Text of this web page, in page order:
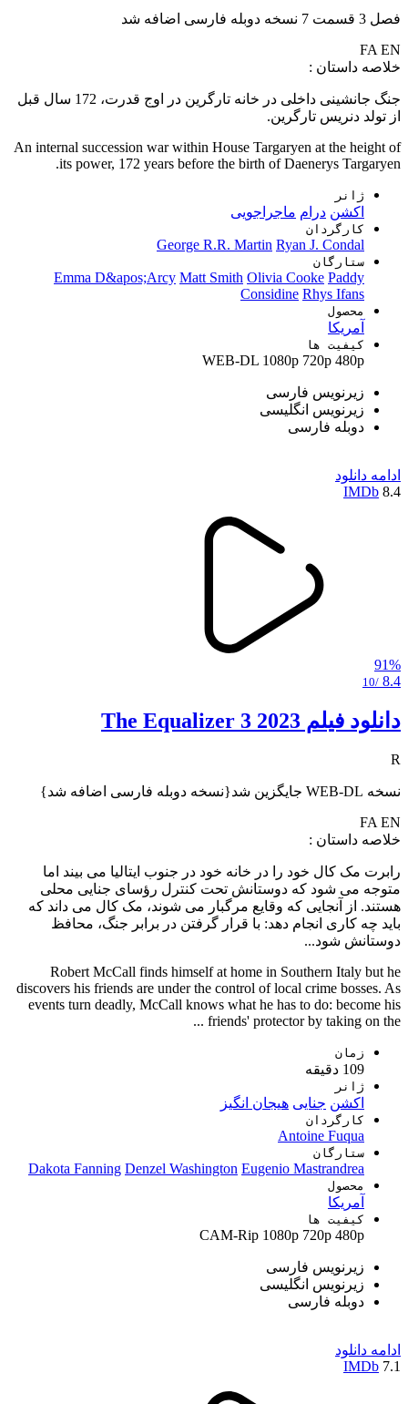
فصل 3 قسمت 7 نسخه دوبله فارسی اضافه شد
FA EN
خلاصه داستان :
جنگ جانشینی داخلی در خانه تارگرین در اوج قدرت، 172 سال قبل
از تولد دنریس تارگرین.
An internal succession war within House Targaryen at the height of
its power, 172 years before the birth of Daenerys Targaryen.
ژانر
اکشن درام ماجراجویی
کارگردان
George R.R. Martin Ryan J. Condal
ستارگان
Emma D&apos;Arcy Matt Smith Olivia Cooke Paddy
Considine Rhys Ifans
محصول
آمریکا
کیفیت ها
WEB-DL 1080p 720p 480p
زیرنویس فارسی
زیرنویس انگلیسی
دوبله فارسی
ادامه دانلود
8.4
IMDb
91%
8.4
/10
دانلود فیلم The Equalizer 3 2023
R
نسخه WEB-DL جایگزین شد{نسخه دوبله فارسی اضافه شد}
FA EN
خلاصه داستان :
رابرت مک کال خود را در خانه خود در جنوب ایتالیا می بیند اما
متوجه می شود که دوستانش تحت کنترل رؤسای جنایی محلی
هستند. از آنجایی که وقایع مرگبار می شوند، مک کال می داند که
باید چه کاری انجام دهد: با قرار گرفتن در برابر جنگ، محافظ
دوستانش شود...
Robert McCall finds himself at home in Southern Italy but he
discovers his friends are under the control of local crime bosses. As
events turn deadly, McCall knows what he has to do: become his
friends' protector by taking on the ...
زمان
109 دقیقه
ژانر
اکشن جنایی هیجان انگیز
کارگردان
Antoine Fuqua
ستارگان
Dakota Fanning Denzel Washington Eugenio Mastrandrea
محصول
آمریکا
کیفیت ها
CAM-Rip 1080p 720p 480p
زیرنویس فارسی
زیرنویس انگلیسی
دوبله فارسی
ادامه دانلود
7.1
IMDb